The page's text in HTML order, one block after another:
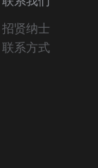
招贤纳士
联系方式